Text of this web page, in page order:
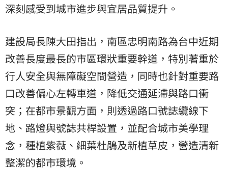
深刻感受到城市進步與宜居品質提升。
建設局長陳大田指出，南區忠明南路為台中近期
改善長度最長的市區環狀重要幹道，特別著重於
行人安全與無障礙空間營造，同時也針對重要路
口改善偏心左轉車道，降低交通延滯與路口衝
突；在都市景觀方面，則透過路口號誌纜線下
地、路燈與號誌共桿設置，並配合城市美學理
念，種植紫薇、細葉杜鵑及新植草皮，營造清新
整潔的都市環境。